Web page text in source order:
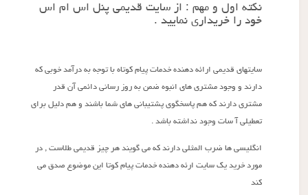
نکته اول و مهم : از سایت قدیمی پنل اس ام اس
خود را خریداری نمایید .
سایتهای قدیمی ارائه دهنده خدمات پیام کوتاه با توجه به درآمد خوبی که
دارند و وجود مشتری های انبوه ضمن به روز رسانی دائمی آن قدر
مشتری دارند که هم پاسخگوی پشتیبانی های شما باشند و هم دلیل برای
تعطیلی آ سات وجود نداشته باشد .
انگلیسی ها ضرب المثلی دارند که می گویند هر چیز قدیمی طلاست , در
مورد خرید یک سایت ارئه دهنده خدمات پیام کوتا این موضوع صدق می
کند